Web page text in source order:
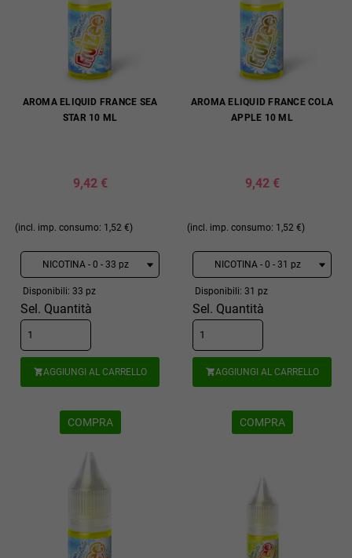
AROMA ELIQUID FRANCE SEA
STAR 10 ML
9,42 €
(incl. imp. consumo: 1,52 €)
Disponibili: 33 pz
Sel. Quantità
AGGIUNGI AL CARRELLO
COMPRA
AROMA ELIQUID FRANCE COLA
APPLE 10 ML
9,42 €
(incl. imp. consumo: 1,52 €)
Disponibili: 31 pz
Sel. Quantità
AGGIUNGI AL CARRELLO
COMPRA